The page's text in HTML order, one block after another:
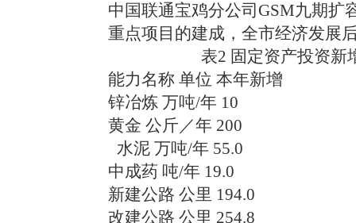
中国联通宝鸡分公司GSM九期扩
重点项目的建成，全市经济发展
表2 固定资产投资新
能力名称 单位 本年新增
锌冶炼 万吨/年 10
黄金 公斤／年 200
水泥 万吨/年 55.0
中成药 吨/年 19.0
新建公路 公里 194.0
改建公路 公里 254.8